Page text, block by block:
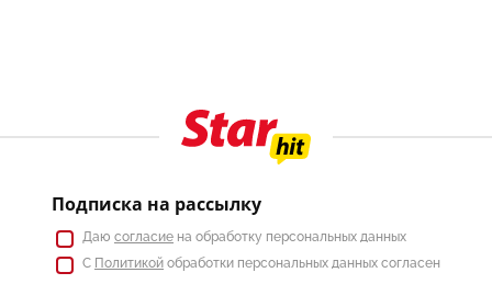
Подписка на рассылку
Даю согласие на обработку персональных данных
С Политикой обработки персональных данных согласен